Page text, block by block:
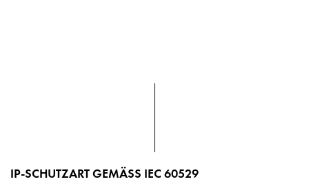
IP-SCHUTZART GEMÄSS IEC 60529